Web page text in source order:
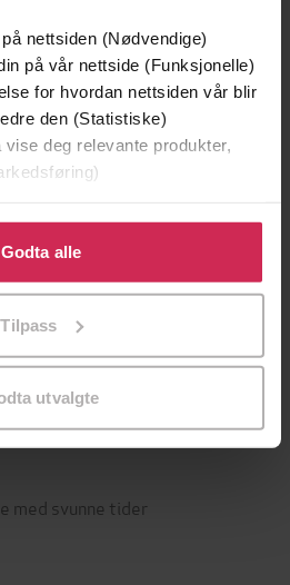
nettsiden (Nødvendige)
på vår nettside (Funksjonelle)
for hvordan nettsiden vår blir
den (Statistiske)
deg relevante produkter,
å gi oss ditt samtykke til å
formålene. Du kan også
spesifikke formål ved å klikke
Godta alle
Tilpass
utvalgte
2,-
Helge Midtdal
syn på jula.
Midtdal(forfatter)
Midtdal
med svunne tider